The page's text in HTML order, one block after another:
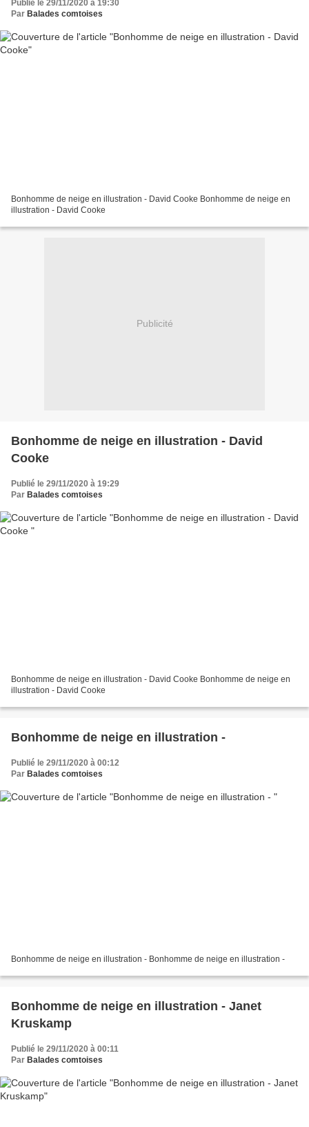
Publié le 29/11/2020 à 19:30
Par Balades comtoises
Bonhomme de neige en illustration - David Cooke Bonhomme de neige en
illustration - David Cooke
Publicité
Bonhomme de neige en illustration - David
Cooke
Publié le 29/11/2020 à 19:29
Par Balades comtoises
Bonhomme de neige en illustration - David Cooke Bonhomme de neige en
illustration - David Cooke
Bonhomme de neige en illustration -
Publié le 29/11/2020 à 00:12
Par Balades comtoises
Bonhomme de neige en illustration - Bonhomme de neige en illustration -
Bonhomme de neige en illustration - Janet
Kruskamp
Publié le 29/11/2020 à 00:11
Par Balades comtoises